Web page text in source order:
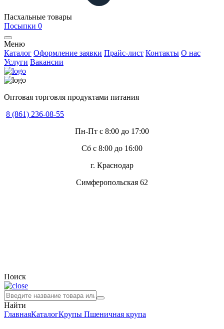
Пасхальные товары
Посыпки 0
Меню
Каталог Оформление заявки Прайс-лист Контакты О нас
Услуги Вакансии
Оптовая торговля продуктами питания
8 (861) 236-08-55
Пн-Пт с 8:00 до 17:00
Сб с 8:00 до 16:00
г. Краснодар
Симферопольская 62
Поиск
Найти
ГлавнаяКаталогКрупы Пшеничная крупа